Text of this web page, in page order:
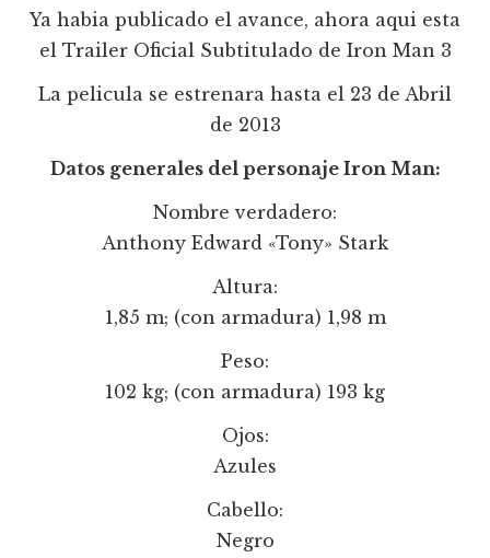
Ya habia publicado el avance, ahora aqui esta
el Trailer Oficial Subtitulado de Iron Man 3
La pelicula se estrenara hasta el 23 de Abril
de 2013
Datos generales del personaje Iron Man:
Nombre verdadero:
Anthony Edward «Tony» Stark
Altura:
1,85 m; (con armadura) 1,98 m
Peso:
102 kg; (con armadura) 193 kg
Ojos:
Azules
Cabello:
Negro